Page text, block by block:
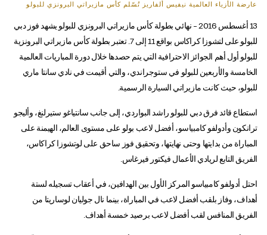
عارضة الأزياء العالمية نيفيس ألفاريز تُسّلم كأس مازيراتي البرونزي للبولو
13 أغسطس 2016 – نهائي بطولة كأس مازيراتي البرونزي للبولو يشهد فوز دبي
للبولو على لتشوزا كراكاس بواقع 11 إلى 7. تعتبر بطولة كأس مازيراتي البرونزية
للبولو أول أهم الجوائز الاحترافية التي يتم حصدها خلال دورة المباريات العالمية
الخامسة والأربعين للبولو في ستوجراندي، والتي أقيمت في نادي سانتا ماري
للبولو، حيث كانت مازيراتي السيارة الرسمية.
استطاع قائد فرق دبي للبولو راشد البواردي، إلى جانب سانتياغو ستيرلنغ، وأليجو
ترانكون وأدولفو كامبياسو، أفضل لاعب بولو على مستوى العالم، الهيمنة على
المباراة من بدايتها وحتى نهايتها، وتحقيق فوز ساحق على لوتشوزا كراكاس،
الفريق التابع لريادي الأعمال فيكتور فيرغاس.
احتل أدولفو كامبياسو المركز الأول بين الهدافين، في أعقاب تسجيله لستة
أهداف، وفاز بلقب أفضل لاعب في المباراة، بينما نال جوليان لوساريتا من
الفريق المنافس لقب أفضل لاعب برصيد خمسة أهداف.